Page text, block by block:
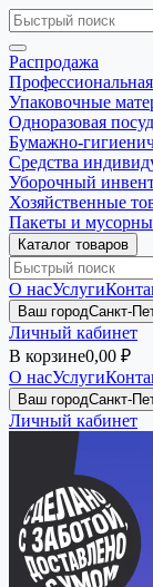
Распродажа
Упаковочные
Одноразовая
Бумажно-
Средства
Уборочный
Хозяйственные
Пакеты и
Каталог товаров
О насУслуги
Ваш городСанкт-
Личный кабинет
В корзине0,00 ₽
О насУслуги
Ваш городСанкт-
Личный кабинет